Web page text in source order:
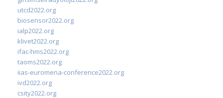
utcd2022.org
biosensor2022.org
ialp2022.org
klivet2022.org
ifac-hms2022.org
taoms2022.org
iias-euromena-conference2022.org
ivd2022.org
csity2022.org